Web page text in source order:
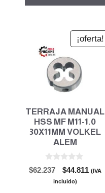
¡oferta!
TERRAJA MANUAL
HSS MF M11-1.0
30X11MM VOLKEL
ALEM
0
d
$62.237
El
precio
$44.811 El
(IVA
incluido)